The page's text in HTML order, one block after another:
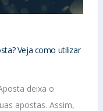
Veja como utilizar
deixa o
apostas. Assim,